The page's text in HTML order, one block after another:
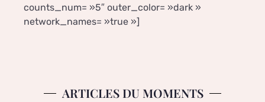
counts_num= »5″ outer_color= »dark »
network_names= »true »]
ARTICLES DU MOMENTS